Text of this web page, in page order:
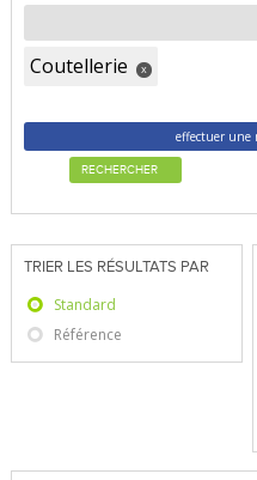
Coutellerie x
effectuer une
RECHERCHER
TRIER LES RÉSULTATS PAR
Standard
Référence